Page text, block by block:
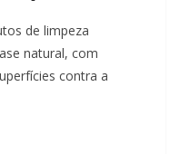
de limpeza
natural, com
contra a